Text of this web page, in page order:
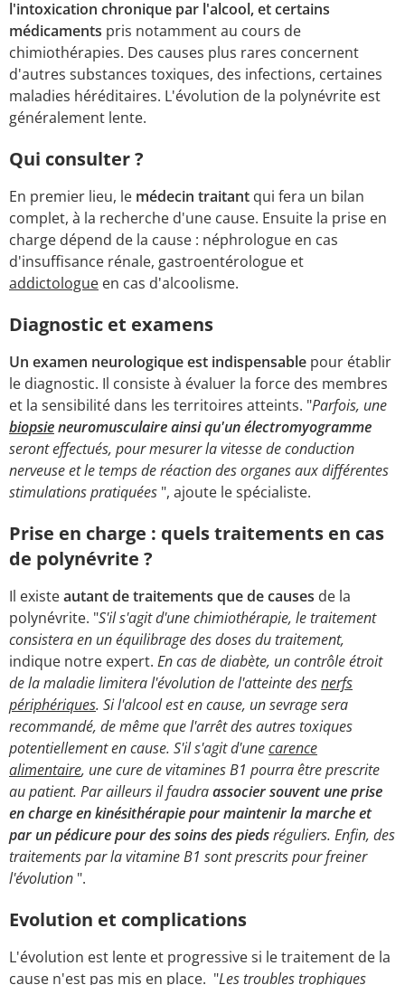
l'intoxication chronique par l'alcool, et certains
médicaments pris notamment au cours de
chimiothérapies. Des causes plus rares concernent
d'autres substances toxiques, des infections, certaines
maladies héréditaires. L'évolution de la polynévrite est
généralement lente.
Qui consulter ?
En premier lieu, le médecin traitant qui fera un bilan
complet, à la recherche d'une cause. Ensuite la prise en
charge dépend de la cause : néphrologue en cas
d'insuffisance rénale, gastroentérologue et
addictologue en cas d'alcoolisme.
Diagnostic et examens
Un examen neurologique est indispensable pour établir
le diagnostic. Il consiste à évaluer la force des membres
et la sensibilité dans les territoires atteints. "Parfois, une
biopsieneuromusculaire ainsi qu'un électromyogramme
seront effectués, pour mesurer la vitesse de conduction
nerveuse et le temps de réaction des organes aux différentes
stimulations pratiquées ", ajoute le spécialiste.
Prise en charge : quels traitements en cas
de polynévrite ?
Il existeautant de traitements que de causes de la
polynévrite. "S'il s'agit d'une chimiothérapie, le traitement
consistera en un équilibrage des doses du traitement,
indique notre expert. En cas de diabète, un contrôle étroit
de la maladie limitera l'évolution de l'atteinte desnerfs
périphériques. Si l'alcool est en cause, un sevrage sera
recommandé, de même que l'arrêt des autres toxiques
potentiellement en cause. S'il s'agit d'unecarence
alimentaire, une cure de vitamines B1 pourra être prescrite
au patient. Par ailleurs il faudraassocier souvent une prise
en charge en kinésithérapie pour maintenir la marche et
par un pédicure pour des soins des piedsréguliers. Enfin, des
traitements par la vitamine B1 sont prescrits pour freiner
l'évolution ".
Evolution et complications
L'évolution est lente et progressive si le traitement de la
cause n'est pas mis en place. "Les troubles trophiques